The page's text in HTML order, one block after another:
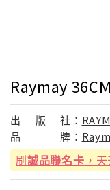
Raymay
出 版 社：
品
牌：
刷誠品聯名卡 ，